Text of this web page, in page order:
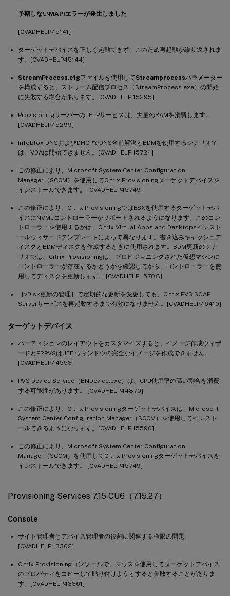
予期しないMAPIエラーが発生しました
[CVADHELP-15141]
ターゲットデバイスを正しく起動できず、このため再起動が繰り返されま
す。[CVADHELP-15144]
StreamProcess.cfgファイルを使用してStreamprocessパラメーター
を構成すると、ストリーム配信プロセス（StreamProcess.exe）の開始
に失敗する場合があります。[CVADHELP-15295]
ProvisioningサーバーのTFTPサービスは、大量のRAMを消費します。
[CVADHELP-15299]
Infoblox DNSおよびDHCPでDNS名前解決とBDMを使用するシナリオで
は、VDAは開始できません。[CVADHELP-15724]
この修正により、Microsoft System Center Configuration
Manager（SCCM）を使用してCitrix Provisioningターゲットデバイスを
インストールできます。 [CVADHELP-15749]
この修正により、Citrix ProvisioningではESXを使用するターゲットデバ
イスにNVMeコントローラーがサポートされるようになります。このコン
トローラーを使用するかは、Citrix Virtual Apps and Desktopsインスト
ールウィザードテンプレートによって異なります。書き込みキャッシュデ
ィスクとBDMディスクを作成するときに使用されます。BDM更新のシナ
リオでは、Citrix Provisioningは、プロビジョニングされた仮想マシンに
コントローラーが存在するかどうかを確認してから、コントローラーを使
用してディスクを更新します。 [CVADHELP-15788]
［vDisk更新の管理］で定期的な更新を変更しても、Citrix PVS SOAP
Serverサービスを再起動するまで有効になりません。[CVADHELP-16410]
ターゲットデバイス
パーティションのレイアウトをカスタマイズすると、イメージ作成ウィザ
ードとP2PVSはUEFIウィンドウの完全なイメージを作成できません。
[CVADHELP-14553]
PVS Device Service（BNDevice.exe）は、CPU使用率の高い割合を消費
する可能性があります。 [CVADHELP-14870]
この修正により、Citrix Provisioningターゲットデバイスは、Microsoft
System Center Configuration Manager（SCCM）を使用してインスト
ールできるようになります。[CVADHELP-15590]
この修正により、Microsoft System Center Configuration
Manager（SCCM）を使用してCitrix Provisioningターゲットデバイスを
インストールできます。 [CVADHELP-15749]
Provisioning Services 7.15 CU6（7.15.27）
Console
サイト管理者とデバイス管理者の役割に関連する権限の問題。
[CVADHELP-13302]
Citrix Provisioningコンソールで、マウスを使用してターゲットデバイス
のプロパティをコピーして貼り付けようとすると失敗することがありま
す。[CVADHELP-13361]